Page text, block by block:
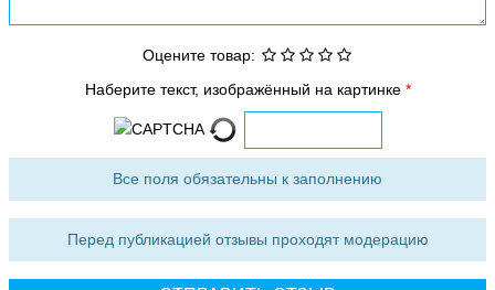
Оцените товар:
Наберите текст, изображённый на картинке
Все поля обязательны к заполнению
Перед публикацией отзывы проходят модерацию